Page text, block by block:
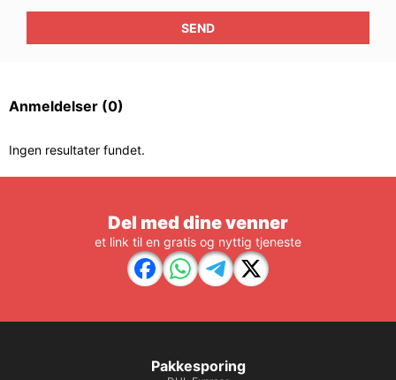
SEND
Anmeldelser (0)
Ingen resultater fundet.
Del med dine venner
et link til en gratis og nyttig tjeneste
Pakkesporing